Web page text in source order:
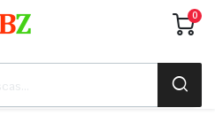
0